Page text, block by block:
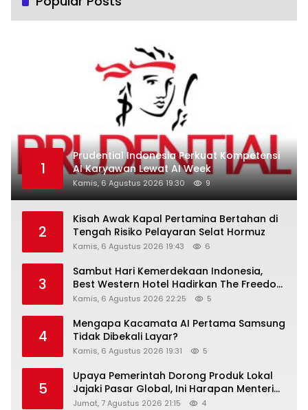
1
Prudential Indonesia Perkuat Kompetensi
AI Karyawan Lewat AI Week
Kamis, 6 Agustus 2026 19:30 9
2
Kisah Awak Kapal Pertamina Bertahan di
Tengah Risiko Pelayaran Selat Hormuz
Kamis, 6 Agustus 2026 19:43 6
3
Sambut Hari Kemerdekaan Indonesia,
Best Western Hotel Hadirkan The Freedom
Stay Diskon Hingga 45%
Kamis, 6 Agustus 2026 22:25 5
4
Mengapa Kacamata AI Pertama Samsung
Tidak Dibekali Layar?
Kamis, 6 Agustus 2026 19:31 5
5
Upaya Pemerintah Dorong Produk Lokal
Jajaki Pasar Global, Ini Harapan Menteri
Perindustrian RI Lewat ILT dan IGT Expo
Jumat, 7 Agustus 2026 21:15 4